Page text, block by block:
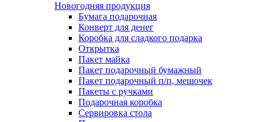
Новогодняя продукция
Бумага подарочная
Конверт для денег
Коробка для сладкого подарка
Открытка
Пакет майка
Пакет подарочный бумажный
Пакет подарочный п/п, мешочек
Пакеты с ручками
Подарочная коробка
Сервировка стола